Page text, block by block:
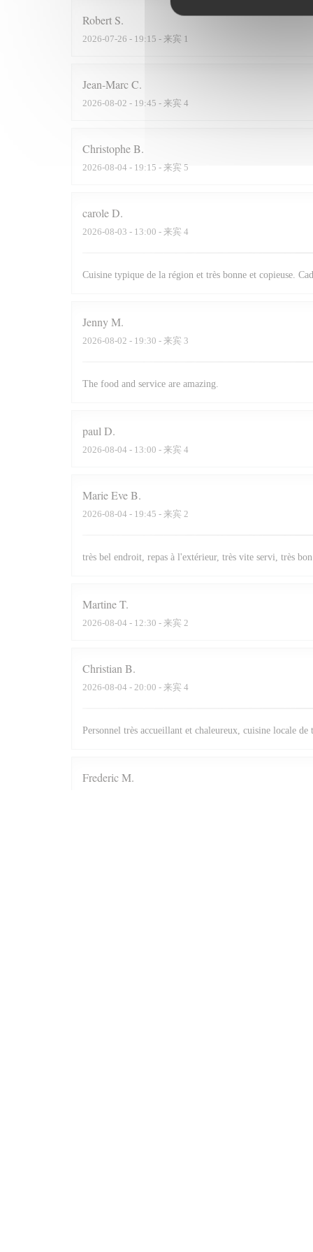
Robert S
2026-07-26 - 19:15 - 来宾 1
Jean-MarcC
2026-08-02 - 19:45 - 来宾 4
ChristopheB
2026-08-04 - 19:15 - 来宾 5
caroleD
2026-08-03 - 13:00 - 来宾 4
Cuisine typique de la région et très bonne et copieuse.
JennyM
2026-08-02 - 19:30 - 来宾 3
The food and service are amazing.
paul D
2026-08-04 - 13:00 - 来宾 4
Marie EveB
2026-08-04 - 19:45 - 来宾 2
très bel endroit, repas à l'extérieur, très vite servi, très
MartineT
2026-08-04 - 12:30 - 来宾 2
Christian B
2026-08-04 - 20:00 - 来宾 4
Personnel très accueillant et chaleureux, cuisine locale
FredericM